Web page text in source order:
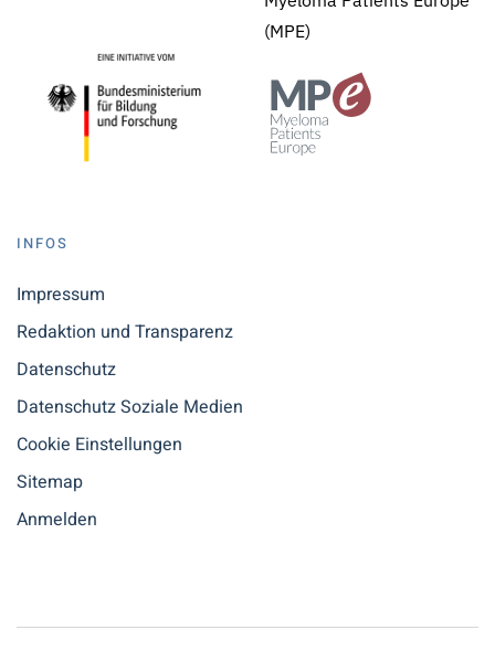
(MPE)
INFOS
Impressum
Redaktion und Transparenz
Datenschutz
Datenschutz Soziale Medien
Cookie Einstellungen
Sitemap
Anmelden